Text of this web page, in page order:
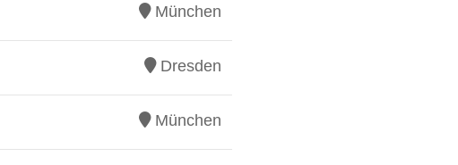
München
Dresden
München